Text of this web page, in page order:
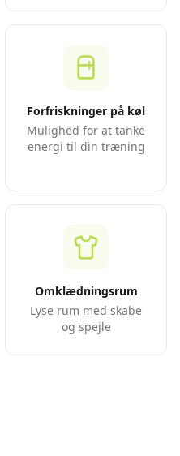
Forfriskninger på køl
Mulighed for at tanke
energi til din træning
Omklædningsrum
Lyse rum med skabe
og spejle